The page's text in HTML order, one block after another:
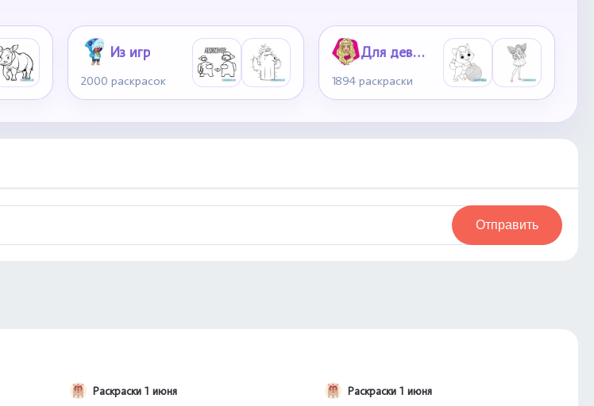
Из игр
2000 раскрасок
Для девочек
1894 раскраски
Отправить
Раскраски 1 июня Раскраски 1 июня